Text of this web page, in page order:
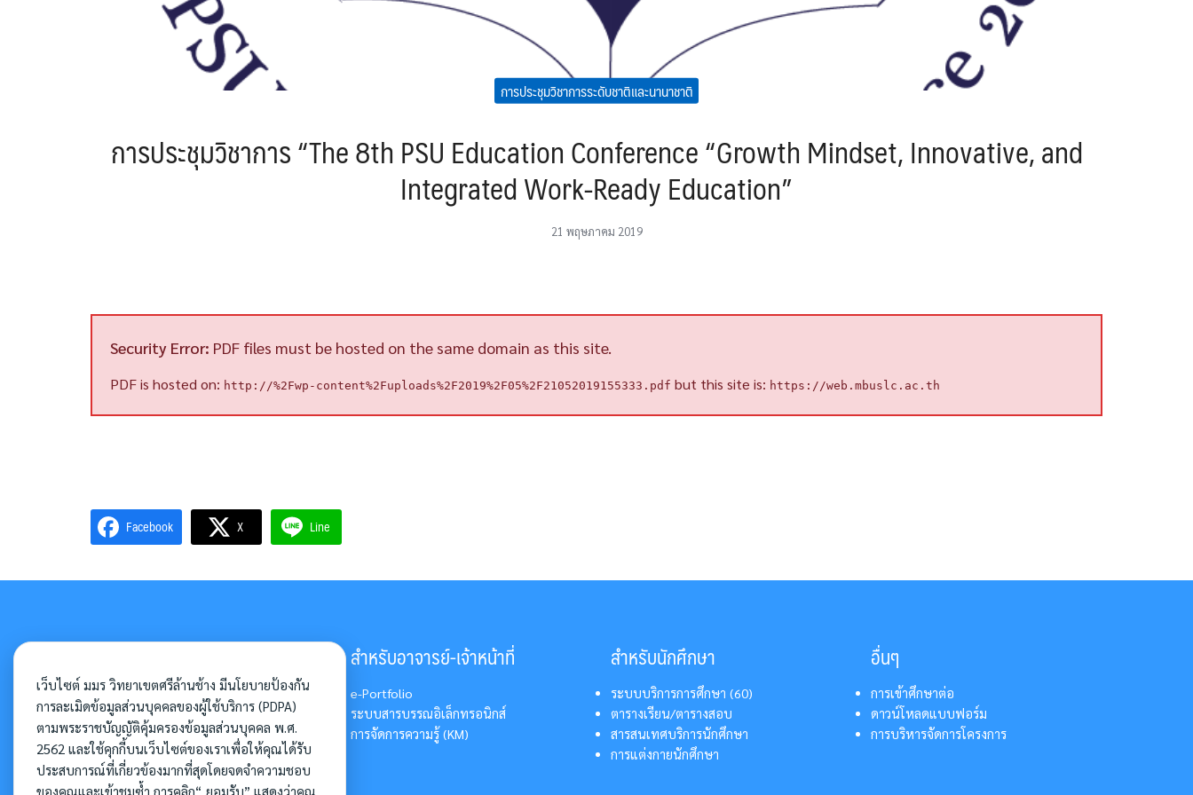
การประชุมวิชาการระดับชาติและนานาชาติ
การประชุมวิชาการ “The 8th PSU Education Conference “Growth Mindset, Innovative, and
Integrated Work-Ready Education”
21 พฤษภาคม 2019
Security Error: PDF files must be hosted on the same domain as this site.
PDF is hosted on: http://%2Fwp-content%2Fuploads%2F2019%2F05%2F21052019155333.pdf but this site is: https://web.mbuslc.ac.th
Facebook X Line
วิทยาเขตศรีล้านช้าง
วัดศรีสุทธาวาส
เลขที่ 253/7 ถ.วิสุทธิเทพ
ต.กุดป่อง อ.เมือง จ. เลย 42000
โทรศัพท์. 042 – 813028, 042 –
สำหรับอาจารย์-เจ้าหน้าที่
e-Portfolio
ระบบสารบรรณอิเล็กทรอนิกส์
การจัดการความรู้ (KM)
สำหรับนักศึกษา
ระบบบริการการศึกษา (60)
ตารางเรียน/ตารางสอบ
สารสนเทศบริการนักศึกษา
การแต่งกายนักศึกษา
อื่นๆ
การเข้าศึกษาต่อ
ดาวน์โหลดแบบฟอร์ม
การบริหารจัดการโครงการ
เว็บไซต์ มมร วิทยาเขตศรีล้านช้าง มีนโยบายป้องกัน
การละเมิดข้อมูลส่วนบุคคลของผู้ใช้บริการ (PDPA)
ตามพระราชบัญญัติคุ้มครองข้อมูลส่วนบุคคล พ.ศ.
2562 และใช้คุกกี้บนเว็บไซต์ของเราเพื่อให้คุณได้รับ
ประสบการณ์ที่เกี่ยวข้องมากที่สุดโดยจดจำความชอบ
ของคุณและเข้าชมซ้ำ การคลิก“ ยอมรับ” แสดงว่าคุณ